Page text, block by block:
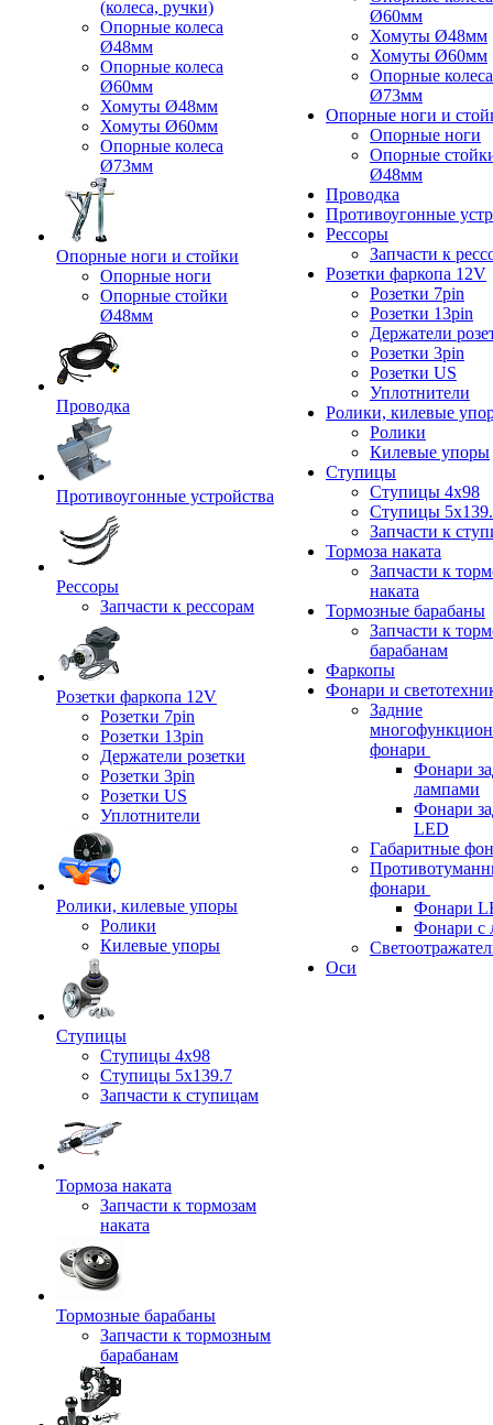
(колеса, ручки)
Опорные колеса
Ø48мм
Опорные колеса
Ø60мм
Хомуты Ø48мм
Хомуты Ø60мм
Опорные колеса
Ø73мм
Опорные ноги и стойки
Опорные ноги
Опорные стойки
Ø48мм
Проводка
Противоугонные устройства
Рессоры
Запчасти к рессорам
Розетки фаркопа 12V
Розетки 7pin
Розетки 13pin
Держатели розетки
Розетки 3pin
Розетки US
Уплотнители
Ролики, килевые упоры
Ролики
Килевые упоры
Ступицы
Ступицы 4x98
Ступицы 5x139.7
Запчасти к ступицам
Тормоза наката
Запчасти к тормозам
наката
Тормозные барабаны
Запчасти к тормозным
барабанам
Ø60мм
Хомуты Ø48мм
Хомуты Ø60мм
Опорные колеса
Ø73мм
Опорные ноги и
Опорные ноги
Опорные
Ø48мм
Проводка
Противоугонные
Рессоры
Запчасти к
Розетки фаркопа 12V
Розетки 7pin
Розетки 13pin
Держатели
Розетки 3pin
Розетки US
Уплотнители
Ролики, килевые
Ролики
Килевые упоры
Ступицы
Ступицы 4x98
Ступицы
Запчасти к
Тормоза наката
Запчасти к
наката
Тормозные барабаны
Запчасти к
барабанам
Фаркопы
Фонари и
Задние
фонари
Фонари
лампами
Фонари
LED
Габаритные
фонари
Фонари
Фонари с
Оси